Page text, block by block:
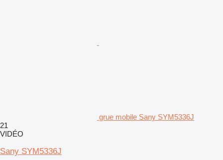
grue mobile Sany SYM5336J
21
VIDÉO
Sany SYM5336J